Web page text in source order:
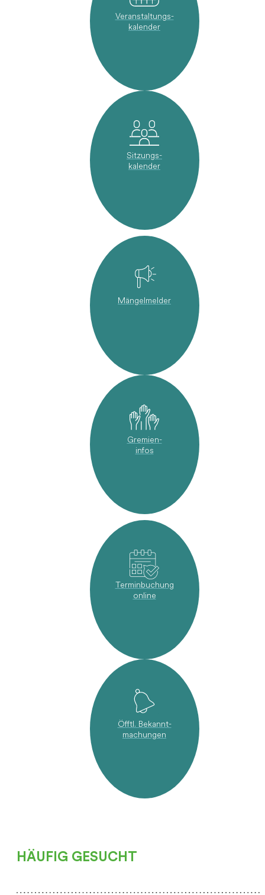
Veranstaltungs-
kalender
Sitzungs-
kalender
Mängelmelder
Gremien-
infos
Terminbuchung
online
Öfftl. Bekannt-
machungen
HÄUFIG GESUCHT